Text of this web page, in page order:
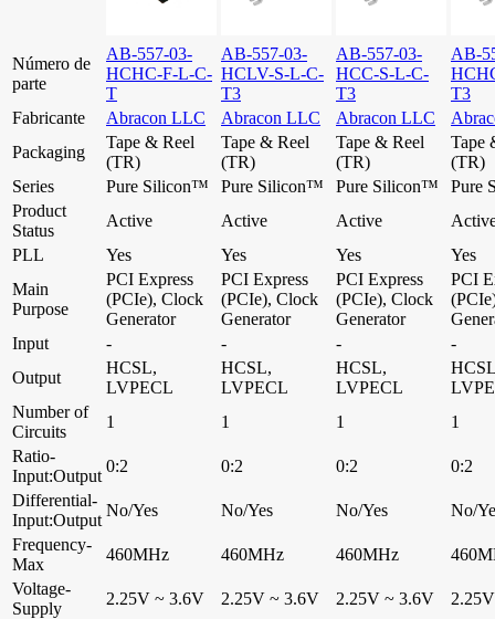
Número de
parte
AB-557-03-
HCHC-F-L-C-
T
AB-557-03-
HCLV-S-L-C-
T3
AB-557-03-
HCC-S-L-C-
T3
AB-
T3
Fabricante
Abracon LLC Abracon LLC Abracon LLC
Packaging
Tape & Reel
(TR)
Tape & Reel
(TR)
Tape & Reel
(TR)
Tape
(TR)
Series
Pure Silicon™ Pure Silicon™ Pure Silicon™
Pure
Product
Status
Active Active Active
PLL
Yes Yes Yes
Yes
Main
Purpose
PCI Express
(PCIe), Clock
Generator
PCI Express
(PCIe), Clock
Generator
PCI Express
(PCIe), Clock
Generator
PCI
Input
- - -
-
Output
HCSL,
LVPECL
HCSL,
LVPECL
HCSL,
LVPECL
Number of
Circuits
1 1 1
1
Ratio-
Input:Output
0:2 0:2 0:2
0:2
Differential-
Input:Output
No/Yes No/Yes No/Yes
No/
Frequency-
Max
460MHz 460MHz 460MHz
Voltage-
Supply
2.25V ~ 3.6V 2.25V ~ 3.6V 2.25V ~ 3.6V